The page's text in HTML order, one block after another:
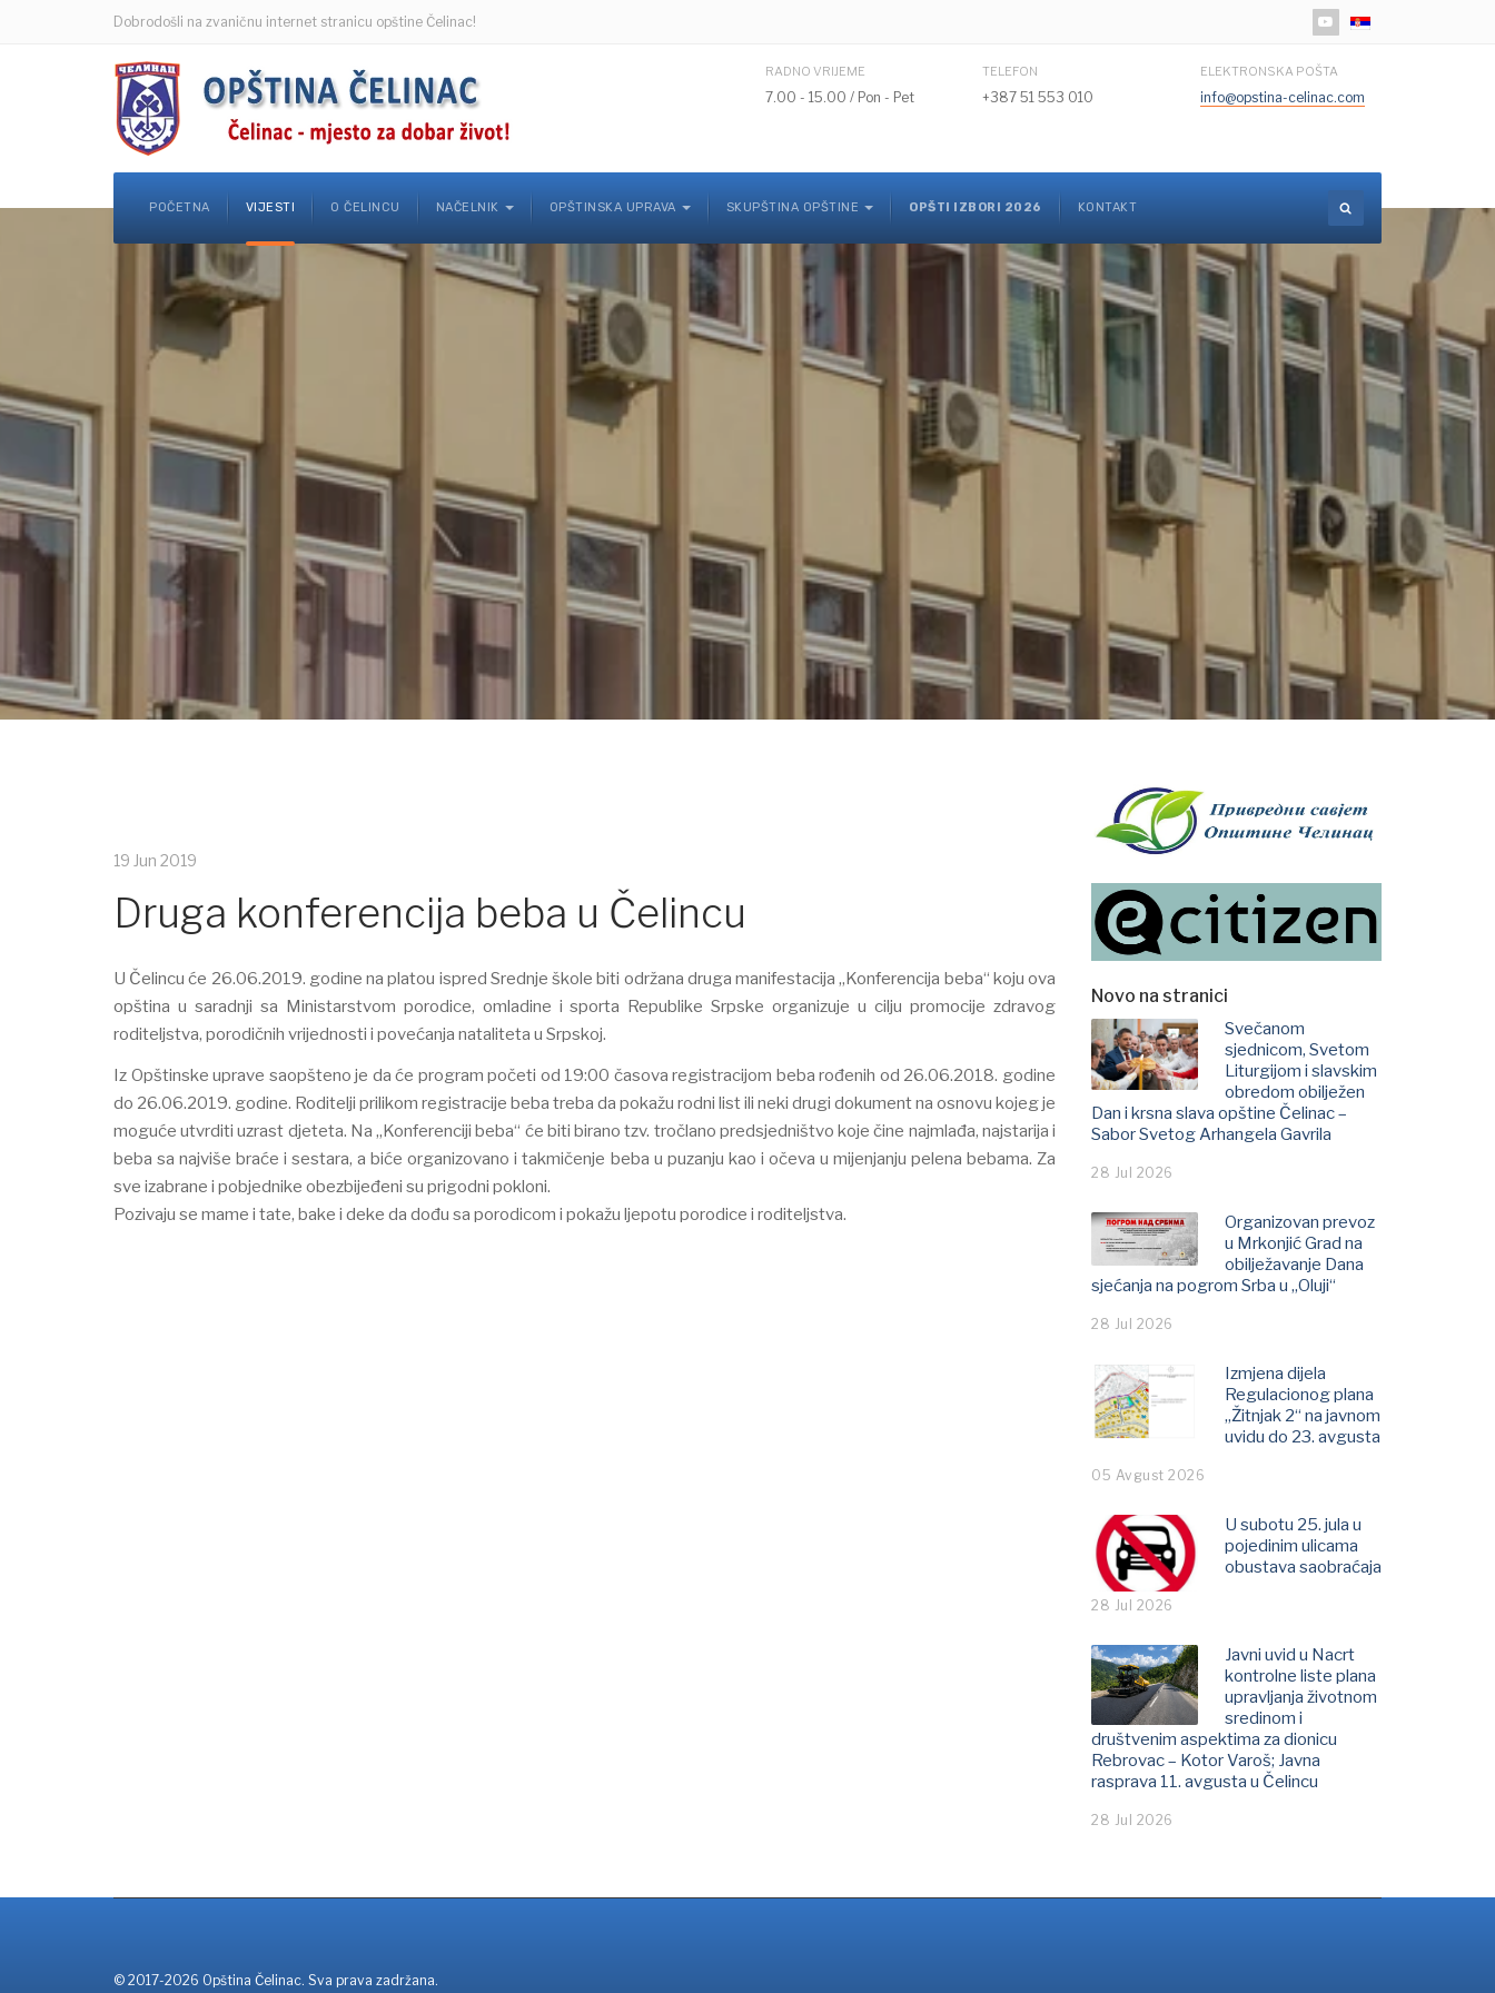
Dobrodošli na zvaničnu internet stranicu opštine Čelinac! Izaberite vaš jezik
RADNO VRIJEME
7.00 - 15.00 / Pon - Pet
TELEFON
+387 51 553 010
ELEKTRONSKA POŠTA
info@opstina-celinac.com
POČETNA VIJESTI O ČELINCU NAČELNIK OPŠTINSKA UPRAVA SKUPŠTINA OPŠTINE OPŠTI IZBORI 2026 KONTAKT
19 Jun 2019
Druga konferencija beba u Čelincu
U Čelincu će 26.06.2019. godine na platou ispred Srednje škole biti održana druga manifestacija „Konferencija beba“ koju ova
opština u saradnji sa Ministarstvom porodice, omladine i sporta Republike Srpske organizuje u cilju promocije zdravog
roditeljstva, porodičnih vrijednosti i povećanja nataliteta u Srpskoj.
Iz Opštinske uprave saopšteno je da će program početi od 19:00 časova registracijom beba rođenih od 26.06.2018. godine
do 26.06.2019. godine. Roditelji prilikom registracije beba treba da pokažu rodni list ili neki drugi dokument na osnovu kojeg je
moguće utvrditi uzrast djeteta. Na „Konferenciji beba“ će biti birano tzv. tročlano predsjedništvo koje čine najmlađa, najstarija i
beba sa najviše braće i sestara, a biće organizovano i takmičenje beba u puzanju kao i očeva u mijenjanju pelena bebama. Za
sve izabrane i pobjednike obezbijeđeni su prigodni pokloni.
Pozivaju se mame i tate, bake i deke da dođu sa porodicom i pokažu ljepotu porodice i roditeljstva.
Novo na stranici
Svečanom
sjednicom, Svetom
Liturgijom i slavskim
obredom obilježen
Dan i krsna slava opštine Čelinac –
Sabor Svetog Arhangela Gavrila
28 Jul 2026
Organizovan prevoz
u Mrkonjić Grad na
obilježavanje Dana
sjećanja na pogrom Srba u „Oluji“
28 Jul 2026
Izmjena dijela
Regulacionog plana
„Žitnjak 2“ na javnom
uvidu do 23. avgusta
05 Avgust 2026
U subotu 25. jula u
pojedinim ulicama
obustava saobraćaja
28 Jul 2026
Javni uvid u Nacrt
kontrolne liste plana
upravljanja životnom
sredinom i
društvenim aspektima za dionicu
Rebrovac – Kotor Varoš; Јavna
rasprava 11. avgusta u Čelincu
28 Jul 2026
© 2017-2026 Opština Čelinac. Sva prava zadržana.